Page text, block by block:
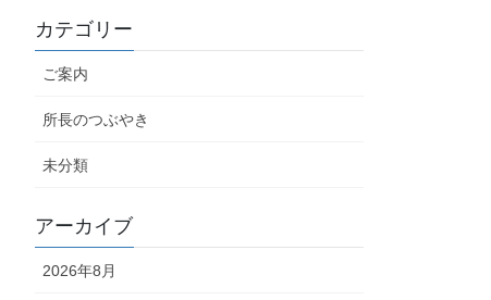
カテゴリー
ご案内
所長のつぶやき
未分類
アーカイブ
2026年8月